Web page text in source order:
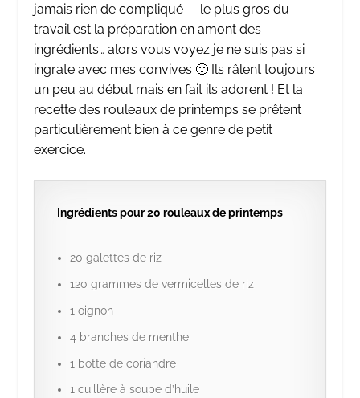
jamais rien de compliqué – le plus gros du
travail est la préparation en amont des
ingrédients… alors vous voyez je ne suis pas si
ingrate avec mes convives 🙂 Ils râlent toujours
un peu au début mais en fait ils adorent ! Et la
recette des rouleaux de printemps se prêtent
particulièrement bien à ce genre de petit
exercice.
Ingrédients pour 20 rouleaux de printemps
20 galettes de riz
120 grammes de vermicelles de riz
1 oignon
4 branches de menthe
1 botte de coriandre
1 cuillère à soupe d’huile